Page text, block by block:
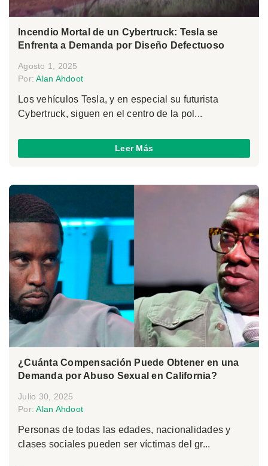
Incendio Mortal de un Cybertruck: Tesla se
Enfrenta a Demanda por Diseño Defectuoso
Agosto 1, 2025
Por:Alan Ahdoot
Los vehículos Tesla, y en especial su futurista
Cybertruck, siguen en el centro de la pol...
Leer Más
¿Cuánta Compensación Puede Obtener en una
Demanda por Abuso Sexual en California?
Julio 30, 2025
Por:Alan Ahdoot
Personas de todas las edades, nacionalidades y
clases sociales pueden ser víctimas del gr...